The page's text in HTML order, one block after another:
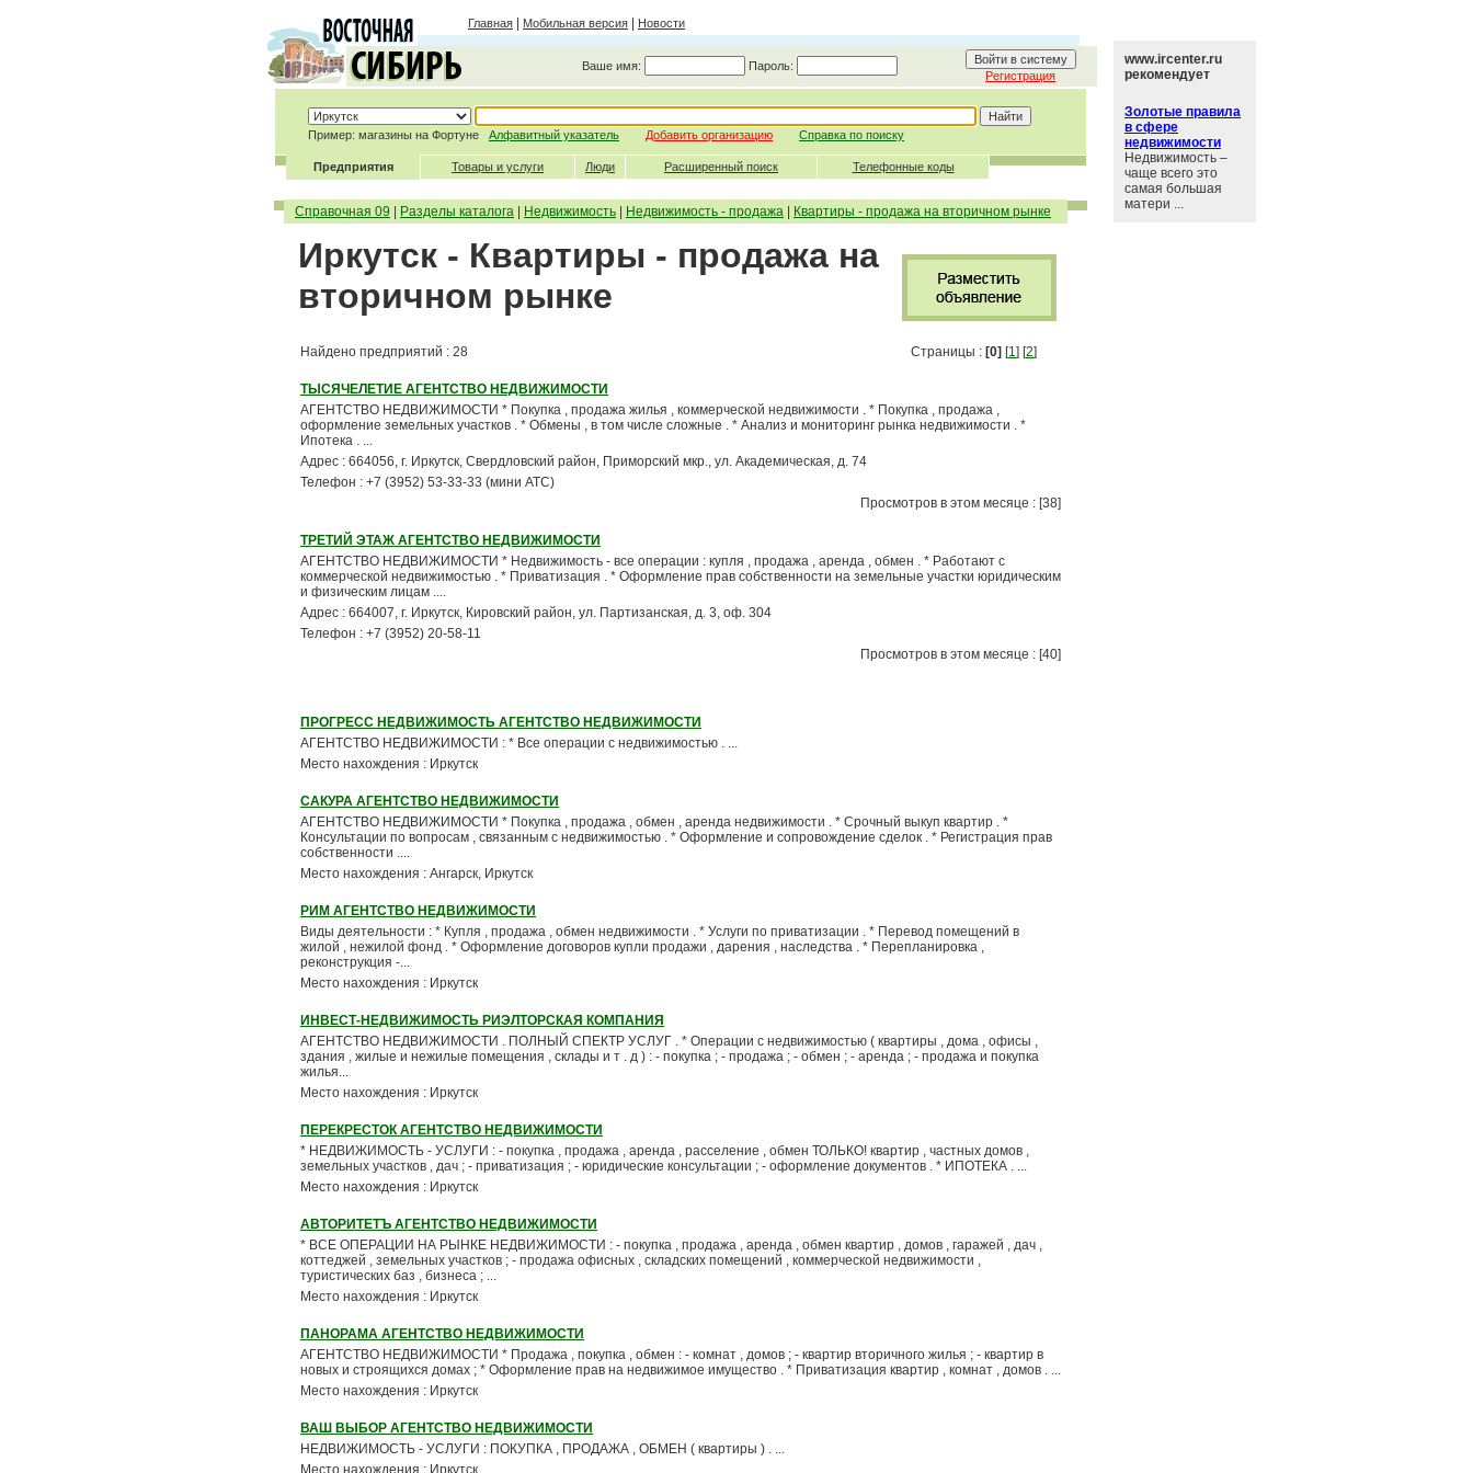
Главная Мобильная версия Новости
Ваше имя: Пароль:
Регистрация
Пример: магазины на Фортуне Алфавитный указатель Добавить организацию Справка по поиску
Предприятия Товары и услуги Люди Расширенный поиск Телефонные коды
Справочная 09 Разделы каталога Недвижимость Недвижимость - продажа Квартиры - продажа на вторичном рынке
Иркутск - Квартиры - продажа на
вторичном рынке
Найдено предприятий : 28 Страницы : [0] [1] [2]
ТЫСЯЧЕЛЕТИЕ АГЕНТСТВО НЕДВИЖИМОСТИ
АГЕНТСТВО НЕДВИЖИМОСТИ * Покупка , продажа жилья , коммерческой недвижимости . * Покупка , продажа ,
оформление земельных участков . * Обмены , в том числе сложные . * Анализ и мониторинг рынка недвижимости . *
Ипотека . ...
Адрес : 664056, г. Иркутск, Свердловский район, Приморский мкр., ул. Академическая, д. 74
Телефон : +7 (3952) 53-33-33 (мини АТС)
Просмотров в этом месяце : [38]
ТРЕТИЙ ЭТАЖ АГЕНТСТВО НЕДВИЖИМОСТИ
АГЕНТСТВО НЕДВИЖИМОСТИ * Недвижимость - все операции : купля , продажа , аренда , обмен . * Работают с
коммерческой недвижимостью . * Приватизация . * Оформление прав собственности на земельные участки юридическим
и физическим лицам ....
Адрес : 664007, г. Иркутск, Кировский район, ул. Партизанская, д. 3, оф. 304
Телефон : +7 (3952) 20-58-11
Просмотров в этом месяце : [40]
ПРОГРЕСС НЕДВИЖИМОСТЬ АГЕНТСТВО НЕДВИЖИМОСТИ
АГЕНТСТВО НЕДВИЖИМОСТИ : * Все операции с недвижимостью . ...
Место нахождения : Иркутск
САКУРА АГЕНТСТВО НЕДВИЖИМОСТИ
АГЕНТСТВО НЕДВИЖИМОСТИ * Покупка , продажа , обмен , аренда недвижимости . * Срочный выкуп квартир . *
Консультации по вопросам , связанным с недвижимостью . * Оформление и сопровождение сделок . * Регистрация прав
собственности ....
Место нахождения : Ангарск, Иркутск
РИМ АГЕНТСТВО НЕДВИЖИМОСТИ
Виды деятельности : * Купля , продажа , обмен недвижимости . * Услуги по приватизации . * Перевод помещений в
жилой , нежилой фонд . * Оформление договоров купли продажи , дарения , наследства . * Перепланировка ,
реконструкция -...
Место нахождения : Иркутск
ИНВЕСТ-НЕДВИЖИМОСТЬ РИЭЛТОРСКАЯ КОМПАНИЯ
АГЕНТСТВО НЕДВИЖИМОСТИ . ПОЛНЫЙ СПЕКТР УСЛУГ . * Операции с недвижимостью ( квартиры , дома , офисы ,
здания , жилые и нежилые помещения , склады и т . д ) : - покупка ; - продажа ; - обмен ; - аренда ; - продажа и покупка
жилья...
Место нахождения : Иркутск
ПЕРЕКРЕСТОК АГЕНТСТВО НЕДВИЖИМОСТИ
* НЕДВИЖИМОСТЬ - УСЛУГИ : - покупка , продажа , аренда , расселение , обмен ТОЛЬКО! квартир , частных домов ,
земельных участков , дач ; - приватизация ; - юридические консультации ; - оформление документов . * ИПОТЕКА . ...
Место нахождения : Иркутск
АВТОРИТЕТЪ АГЕНТСТВО НЕДВИЖИМОСТИ
* ВСЕ ОПЕРАЦИИ НА РЫНКЕ НЕДВИЖИМОСТИ : - покупка , продажа , аренда , обмен квартир , домов , гаражей , дач ,
коттеджей , земельных участков ; - продажа офисных , складских помещений , коммерческой недвижимости ,
туристических баз , бизнеса ; ...
Место нахождения : Иркутск
ПАНОРАМА АГЕНТСТВО НЕДВИЖИМОСТИ
АГЕНТСТВО НЕДВИЖИМОСТИ * Продажа , покупка , обмен : - комнат , домов ; - квартир вторичного жилья ; - квартир в
новых и строящихся домах ; * Оформление прав на недвижимое имущество . * Приватизация квартир , комнат , домов . ...
Место нахождения : Иркутск
ВАШ ВЫБОР АГЕНТСТВО НЕДВИЖИМОСТИ
НЕДВИЖИМОСТЬ - УСЛУГИ : ПОКУПКА , ПРОДАЖА , ОБМЕН ( квартиры ) . ...
Место нахождения : Иркутск
www.ircenter.ru
рекомендует
Золотые правила
в сфере
недвижимости
Недвижимость –
чаще всего это
самая большая
матери ...